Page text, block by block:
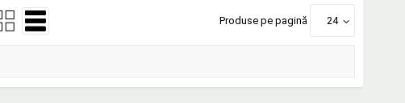
Produse pe pagină 24